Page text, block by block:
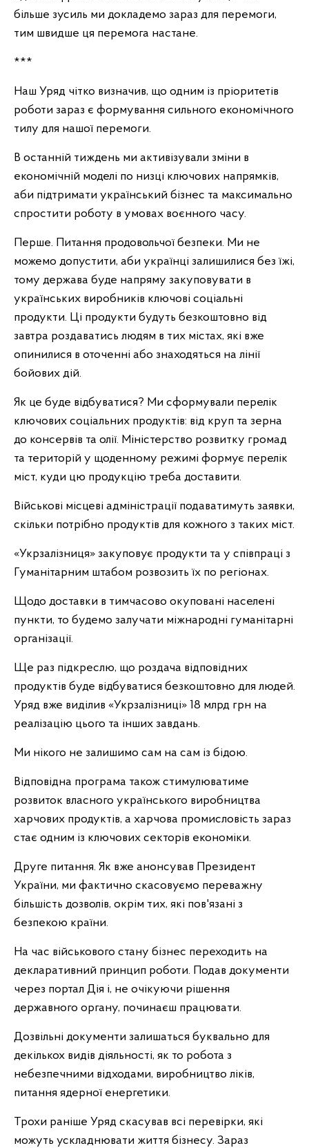
більше зусиль ми докладемо зараз для перемоги,
тим швидше ця перемога настане.
***
Наш Уряд чітко визначив, що одним із пріоритетів
роботи зараз є формування сильного економічного
тилу для нашої перемоги.
В останній тиждень ми активізували зміни в
економічній моделі по низці ключових напрямків,
аби підтримати український бізнес та максимально
спростити роботу в умовах воєнного часу.
Перше. Питання продовольчої безпеки. Ми не
можемо допустити, аби українці залишилися без їжі,
тому держава буде напряму закуповувати в
українських виробників ключові соціальні
продукти. Ці продукти будуть безкоштовно від
завтра роздаватись людям в тих містах, які вже
опинилися в оточенні або знаходяться на лінії
бойових дій.
Як це буде відбуватися? Ми сформували перелік
ключових соціальних продуктів: від круп та зерна
до консервів та олії. Міністерство розвитку громад
та територій у щоденному режимі формує перелік
міст, куди цю продукцію треба доставити.
Військові місцеві адміністрації подаватимуть заявки,
скільки потрібно продуктів для кожного з таких міст.
«Укрзалізниця» закуповує продукти та у співпраці з
Гуманітарним штабом розвозить їх по регіонах.
Щодо доставки в тимчасово окуповані населені
пункти, то будемо залучати міжнародні гуманітарні
організації.
Ще раз підкреслю, що роздача відповідних
продуктів буде відбуватися безкоштовно для людей.
Уряд вже виділив «Укрзалізниці» 18 млрд грн на
реалізацію цього та інших завдань.
Ми нікого не залишимо сам на сам із бідою.
Відповідна програма також стимулюватиме
розвиток власного українського виробництва
харчових продуктів, а харчова промисловість зараз
стає одним із ключових секторів економіки.
Друге питання. Як вже анонсував Президент
України, ми фактично скасовуємо переважну
більшість дозволів, окрім тих, які пов'язані з
безпекою країни.
На час військового стану бізнес переходить на
декларативний принцип роботи. Подав документи
через портал Дія і, не очікуючи рішення
державного органу, починаєш працювати.
Дозвільні документи залишаться буквально для
декількох видів діяльності, як то робота з
небезпечними відходами, виробництво ліків,
питання ядерної енергетики.
Трохи раніше Уряд скасував всі перевірки, які
можуть ускладнювати життя бізнесу. Зараз